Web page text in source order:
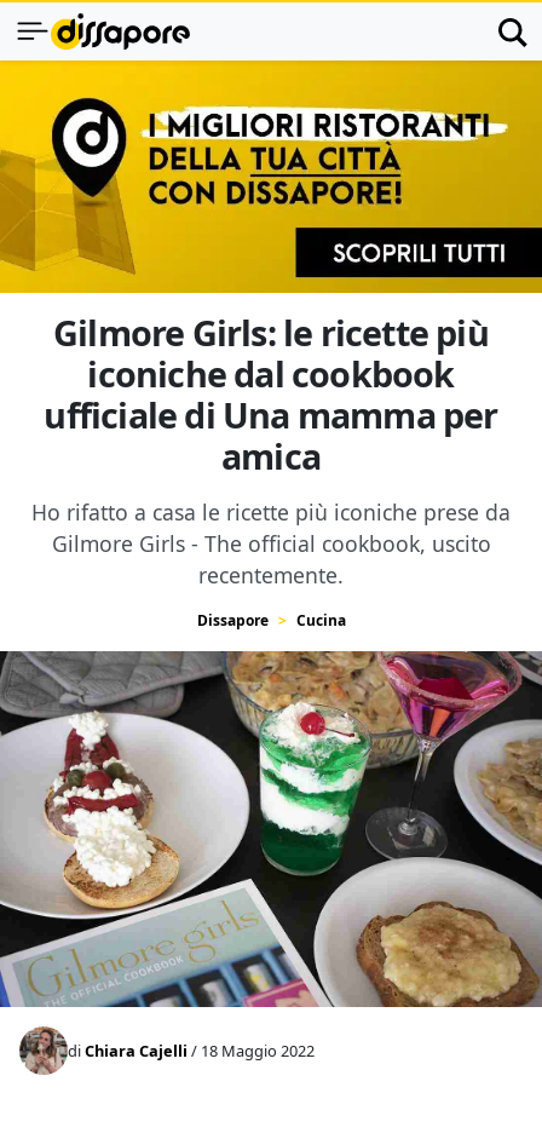
Gilmore Girls: le ricette più
iconiche dal cookbook
ufficiale di Una mamma per
amica
Ho rifatto a casa le ricette più iconiche prese da
Gilmore Girls - The official cookbook, uscito
recentemente.
Dissapore Cucina
diChiara Cajelli / 18 Maggio 2022